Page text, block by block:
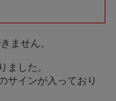
ません。
ました。
サインが入っており